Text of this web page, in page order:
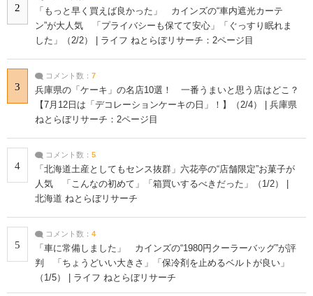
2
「もっと早く買えば良かった」 カインズの“車内遮光カーテ
ン”が大人気 「プライバシーも保てて安心」「ぐっすり眠れま
した」（2/2） | ライフ ねとらぼリサーチ：2ページ目
3
コメント数： 7
兵庫県の「ケーキ」の名店10選！ 一番うまいと思う店はどこ？
【7月12日は「デコレーションケーキの日」！】（2/4） | 兵庫県
ねとらぼリサーチ：2ページ目
4
コメント数： 5
「北海道土産としてもセンス抜群」六花亭の“店舗限定”お菓子が
人気 「こんなの初めて」「箱買いするべきだった」（1/2） |
北海道 ねとらぼリサーチ
5
コメント数： 4
「車に常備しました」 カインズの“1980円クーラーバッグ”が評
判 「ちょうどいい大きさ」「保冷剤を止めるベルトが良い」
（1/5） | ライフ ねとらぼリサーチ